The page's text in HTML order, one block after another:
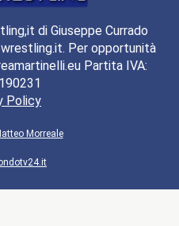
di Giuseppe Currado
Per opportunità
Partita IVA:
Policy
Morreale